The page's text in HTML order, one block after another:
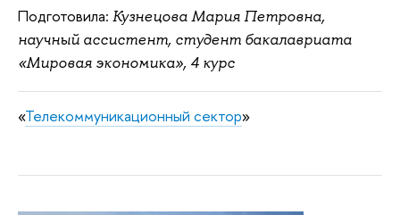
Подготовила: Кузнецова Мария Петровна,
научный ассистент, студент бакалавриата
«Мировая экономика», 4 курс
«Телекоммуникационный сектор»